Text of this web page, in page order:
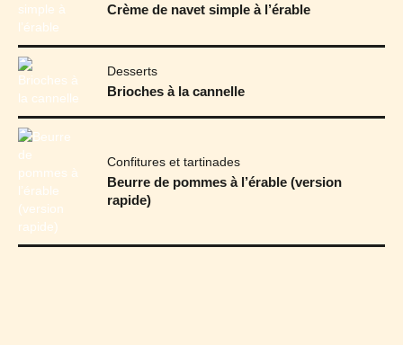
Crème de navet simple à l’érable
Desserts
Brioches à la cannelle
Confitures et tartinades
Beurre de pommes à l’érable (version
rapide)